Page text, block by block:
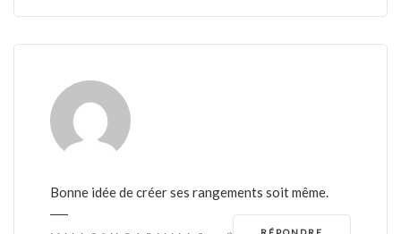
Bonne idée de créer ses rangements soit même.